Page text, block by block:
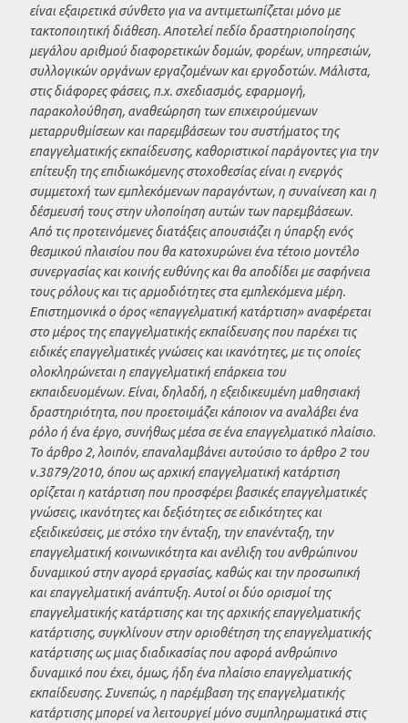
είναι εξαιρετικά σύνθετο για να αντιμετωπίζεται μόνο με
τακτοποιητική διάθεση. Αποτελεί πεδίο δραστηριοποίησης
μεγάλου αριθμού διαφορετικών δομών, φορέων, υπηρεσιών,
συλλογικών οργάνων εργαζομένων και εργοδοτών. Μάλιστα,
στις διάφορες φάσεις, π.χ. σχεδιασμός, εφαρμογή,
παρακολούθηση, αναθεώρηση των επιχειρούμενων
μεταρρυθμίσεων και παρεμβάσεων του συστήματος της
επαγγελματικής εκπαίδευσης, καθοριστικοί παράγοντες για την
επίτευξη της επιδιωκόμενης στοχοθεσίας είναι η ενεργός
συμμετοχή των εμπλεκόμενων παραγόντων, η συναίνεση και η
δέσμευσή τους στην υλοποίηση αυτών των παρεμβάσεων.
Από τις προτεινόμενες διατάξεις απουσιάζει η ύπαρξη ενός
θεσμικού πλαισίου που θα κατοχυρώνει ένα τέτοιο μοντέλο
συνεργασίας και κοινής ευθύνης και θα αποδίδει με σαφήνεια
τους ρόλους και τις αρμοδιότητες στα εμπλεκόμενα μέρη.
Επιστημονικά ο όρος «επαγγελματική κατάρτιση» αναφέρεται
στο μέρος της επαγγελματικής εκπαίδευσης που παρέχει τις
ειδικές επαγγελματικές γνώσεις και ικανότητες, με τις οποίες
ολοκληρώνεται η επαγγελματική επάρκεια του
εκπαιδευομένων. Είναι, δηλαδή, η εξειδικευμένη μαθησιακή
δραστηριότητα, που προετοιμάζει κάποιον να αναλάβει ένα
ρόλο ή ένα έργο, συνήθως μέσα σε ένα επαγγελματικό πλαίσιο.
Το άρθρο 2, λοιπόν, επαναλαμβάνει αυτούσιο το άρθρο 2 του
ν.3879/2010, όπου ως αρχική επαγγελματική κατάρτιση
ορίζεται η κατάρτιση που προσφέρει βασικές επαγγελματικές
γνώσεις, ικανότητες και δεξιότητες σε ειδικότητες και
εξειδικεύσεις, με στόχο την ένταξη, την επανένταξη, την
επαγγελματική κοινωνικότητα και ανέλιξη του ανθρώπινου
δυναμικού στην αγορά εργασίας, καθώς και την προσωπική
και επαγγελματική ανάπτυξη. Αυτοί οι δύο ορισμοί της
επαγγελματικής κατάρτισης και της αρχικής επαγγελματικής
κατάρτισης, συγκλίνουν στην οριοθέτηση της επαγγελματικής
κατάρτισης ως μιας διαδικασίας που αφορά ανθρώπινο
δυναμικό που έχει, όμως, ήδη ένα πλαίσιο επαγγελματικής
εκπαίδευσης. Συνεπώς, η παρέμβαση της επαγγελματικής
κατάρτισης μπορεί να λειτουργεί μόνο συμπληρωματικά στις